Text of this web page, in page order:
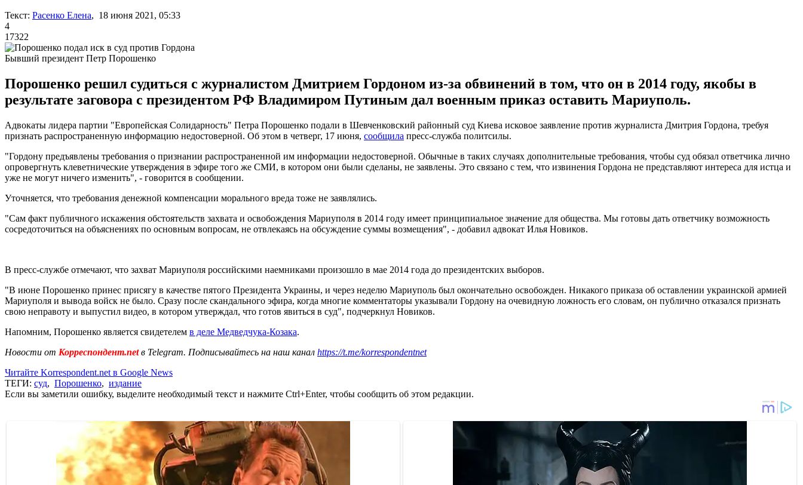
Текст: Расенко Елена, 18 июня 2021, 05:33
4
17322
Бывший президент Петр Порошенко
Порошенко решил судиться с журналистом Дмитрием Гордоном из-за обвинений в том, что он в 2014 году, якобы в
результате заговора с президентом РФ Владимиром Путиным дал военным приказ оставить Мариуполь.
Адвокаты лидера партии "Европейская Солидарность" Петра Порошенко подали в Шевченковский районный суд Киева исковое заявление против журналиста Дмитрия Гордона, требуя
признать распространенную информацию недостоверной. Об этом в четверг, 17 июня, сообщила пресс-служба политсилы.
"Гордону предъявлены требования о признании распространенной им информации недостоверной. Обычные в таких случаях дополнительные требования, чтобы суд обязал ответчика лично
опровергнуть клеветнические утверждения в эфире того же СМИ, в котором они были сделаны, не заявлены. Это связано с тем, что извинения Гордона не представляют интереса для истца и
уже не могут ничего изменить", - говорится в сообщении.
Уточняется, что требования денежной компенсации морального вреда тоже не заявлялись.
"Сам факт публичного искажения обстоятельств захвата и освобождения Мариуполя в 2014 году имеет принципиальное значение для общества. Мы готовы дать ответчику возможность
сосредоточиться на объяснениях по основным вопросам, не отвлекаясь на обсуждение суммы возмещения", - добавил адвокат Илья Новиков.
В пресс-службе отмечают, что захват Мариуполя российскими наемниками произошло в мае 2014 года до президентских выборов.
"В июне Порошенко принес присягу в качестве пятого Президента Украины, и через неделю Мариуполь был окончательно освобожден. Никакого приказа об оставлении украинской армией
Мариуполя и вывода войск не было. Сразу после скандального эфира, когда многие комментаторы указывали Гордону на очевидную ложность его словам, он публично отказался признать
свою неправоту и выпустил видео, в котором утверждал, что готов явиться в суд", подчеркнул Новиков.
Напомним, Порошенко является свидетелем в деле Медведчука-Козака.
Новости от Корреспондент.netв Telegram. Подписывайтесь на наш канал https://t.me/korrespondentnet
Читайте Korrespondent.net в Google News
ТЕГИ: суд, Порошенко, издание
Если вы заметили ошибку, выделите необходимый текст и нажмите Ctrl+Enter, чтобы сообщить об этом редакции.